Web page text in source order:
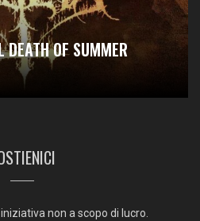
DEATH OF SUMMER
iniziativa non a scopo di lucro.